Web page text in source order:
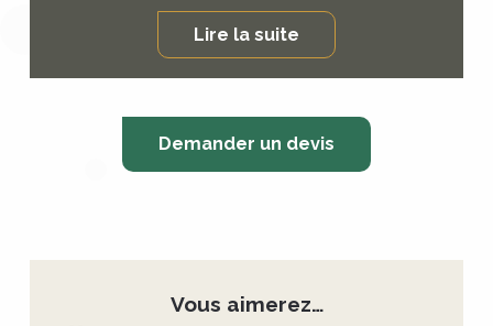
Lire la suite
Demander un devis
Vous aimerez…